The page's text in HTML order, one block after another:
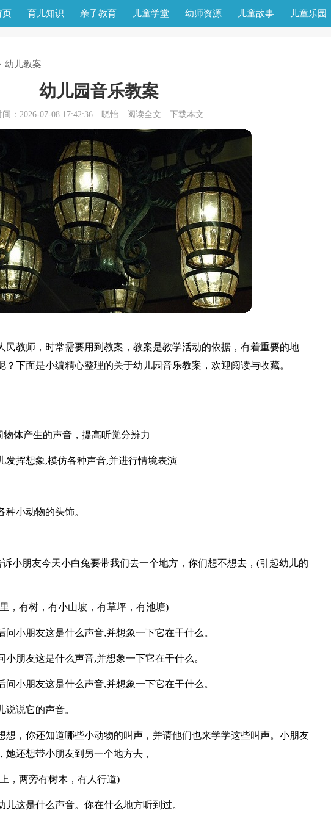
页 育儿知识 亲子教育 儿童学堂 幼师资源 儿童故事 儿童乐园
幼儿教案
幼儿园音乐教案
间：2026-07-08 17:42:36 晓怡 阅读全文 下载本文
民教师，时常需要用到教案，教案是教学活动的依据，有着重要的地
？下面是小编精心整理的关于幼儿园音乐教案，欢迎阅读与收藏。
物体产生的声音，提高听觉分辨力
发挥想象,模仿各种声音,并进行情境表演
种小动物的头饰。
小朋友今天小白兔要带我们去一个地方，你们想不想去，(引起幼儿的
，有树，有小山坡，有草坪，有池塘)
问小朋友这是什么声音,并想象一下它在干什么。
小朋友这是什么声音,并想象一下它在干什么。
问小朋友这是什么声音,并想象一下它在干什么。
说说它的声音。
想，你还知道哪些小动物的叫声，并请他们也来学学这些叫声。小朋友
还想带小朋友到另一个地方去，
，两旁有树木，有人行道)
儿这是什么声音。你在什么地方听到过。